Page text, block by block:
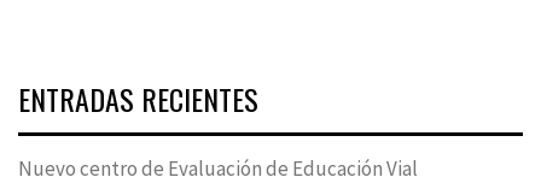
ENTRADAS RECIENTES
Nuevo centro de Evaluación de Educación Vial